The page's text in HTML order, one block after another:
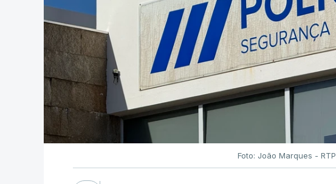
Foto: João Marques - RTP